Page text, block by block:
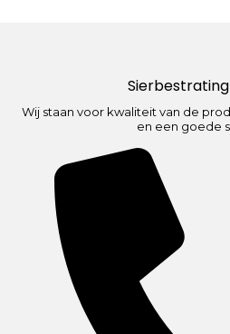
Wij staan voor kwaliteit van de
en een goede